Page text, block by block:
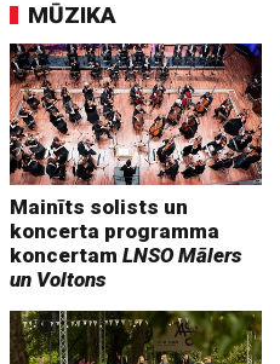
MŪZIKA
Mainīts solists un
koncerta programma
koncertamLNSO Mālers
un Voltons